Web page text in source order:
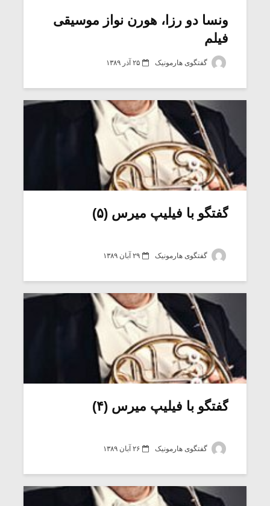
ونسا دو رزا، هورن نواز موسیقی
فیلم
گفتگوی هارمونیک ۲۵ آذر ۱۳۸۹
گفتگو با فیلیپ میرس (۵)
گفتگوی هارمونیک ۲۹ آبان ۱۳۸۹
گفتگو با فیلیپ میرس (۴)
گفتگوی هارمونیک ۲۶ آبان ۱۳۸۹
میکلوش روژا
متن فیلم «متری
شیش و نیم»
اگر نمی توانی
مشهورترین باشی،
بدنام ترین باش
سکانسی